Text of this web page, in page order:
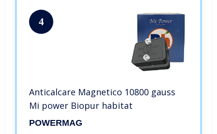
4
Anticalcare Magnetico 10800 gauss
Mi power Biopur habitat
POWERMAG